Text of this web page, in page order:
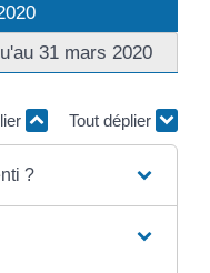
31 mars 2020
Tout déplier
?